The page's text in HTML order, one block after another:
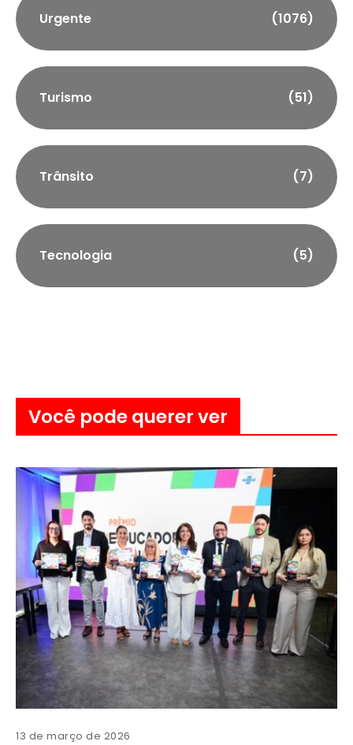
Urgente (1076)
Turismo (51)
Trânsito (7)
Tecnologia (5)
Você pode querer ver
13 de março de 2026